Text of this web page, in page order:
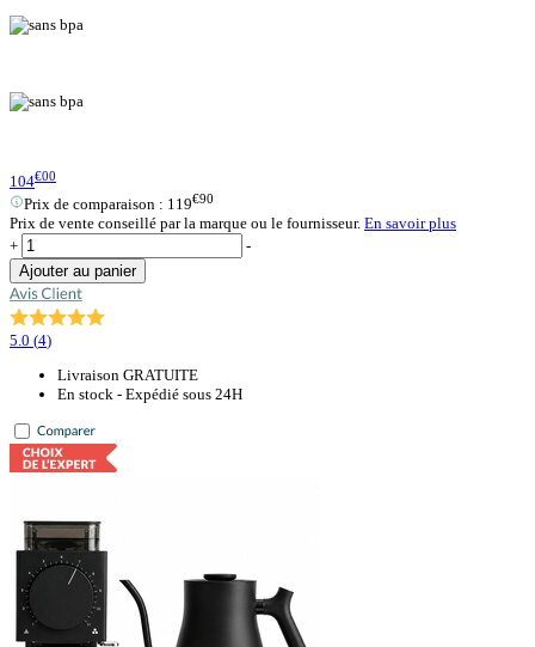
104€00
Prix de comparaison : 119€90
Prix de vente conseillé par la marque ou le fournisseur. En savoir plus
+
-
Ajouter au panier
5.0 (4)
Livraison GRATUITE
En stock - Expédié sous 24H